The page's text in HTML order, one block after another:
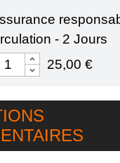
- 2 Jours
25,00 €